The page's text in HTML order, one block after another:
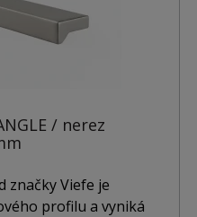
/ nerez
značky Viefe je
profilu a vyniká